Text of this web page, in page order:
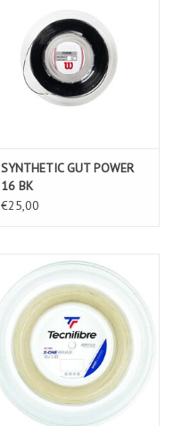
SYNTHETIC GUT POWER
16 BK
€25,00